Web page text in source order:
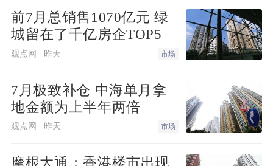
中国央行发布2023年第二季度银行家问卷
调查报告：银行家宏观经济热度指数为37.
对下季度，银行家宏观经济热度预期指数
为44.7%，高于本季6.9 个百分点。贷款总
前7月总销售1070亿元 绿
城留在了千亿房企TOP5
观点网 昨天 市场
7月极致补仓 中海单月拿
地金额为上半年两倍
观点网 昨天 市场
摩根大通：香港楼市出现